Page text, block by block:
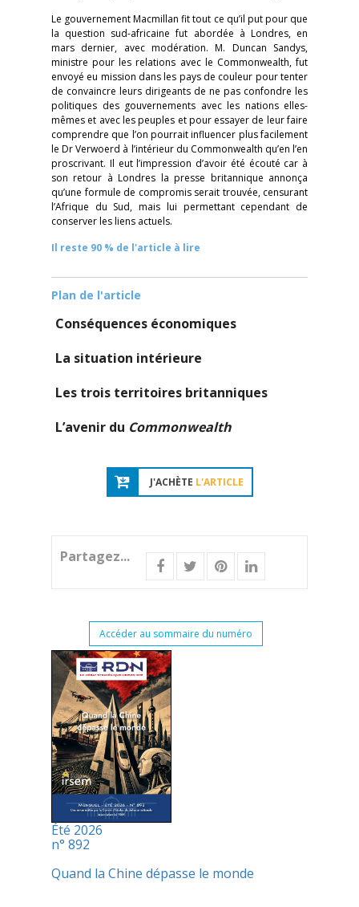
Le gouvernement Macmillan fit tout ce qu’il put pour que
la question sud-africaine fut abordée à Londres, en
mars dernier, avec modération. M. Duncan Sandys,
ministre pour les relations avec le Commonwealth, fut
envoyé eu mission dans les pays de couleur pour tenter
de convaincre leurs dirigeants de ne pas confondre les
politiques des gouvernements avec les nations elles-
mêmes et avec les peuples et pour essayer de leur faire
comprendre que l’on pourrait influencer plus facilement
le Dr Verwoerd à l’intérieur du Commonwealth qu’en l’en
proscrivant. Il eut l’impression d’avoir été écouté car à
son retour à Londres la presse britannique annonça
qu’une formule de compromis serait trouvée, censurant
l’Afrique du Sud, mais lui permettant cependant de
conserver les liens actuels.
Il reste 90 % de l'article à lire
Plan de l'article
Conséquences économiques
La situation intérieure
Les trois territoires britanniques
L’avenir du Commonwealth
J'ACHÈTE L'ARTICLE
Partagez...
Accéder au sommaire du numéro
Été 2026
n° 892
Quand la Chine dépasse le monde